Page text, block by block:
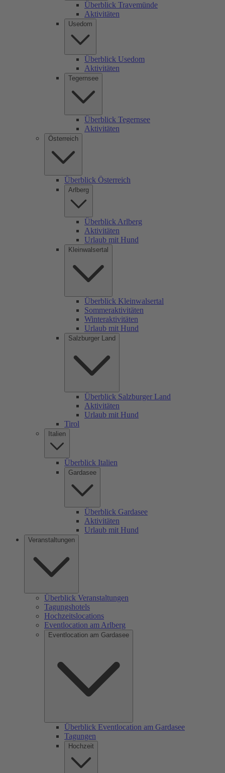
Überblick Travemünde
Aktivitäten
Usedom
Überblick Usedom
Aktivitäten
Tegernsee
Überblick Tegernsee
Aktivitäten
Österreich
Überblick Österreich
Arlberg
Überblick Arlberg
Aktivitäten
Urlaub mit Hund
Kleinwalsertal
Überblick Kleinwalsertal
Sommeraktivitäten
Winteraktivitäten
Urlaub mit Hund
Salzburger Land
Überblick Salzburger Land
Aktivitäten
Urlaub mit Hund
Tirol
Italien
Überblick Italien
Gardasee
Überblick Gardasee
Aktivitäten
Urlaub mit Hund
Veranstaltungen
Überblick Veranstaltungen
Tagungshotels
Hochzeitslocations
Eventlocation am Arlberg
Eventlocation am Gardasee
Überblick Eventlocation am Gardasee
Tagungen
Hochzeit